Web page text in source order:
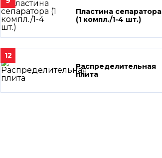
Пластина сепаратора
(1 компл./1-4 шт.)
12
Распределительная
плита